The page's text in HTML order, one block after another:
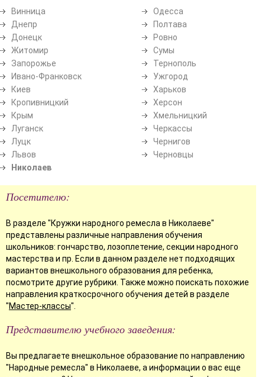
Винница
Днепр
Донецк
Житомир
Запорожье
Ивано-Франковск
Киев
Кропивницкий
Крым
Луганск
Луцк
Львов
Николаев
Одесса
Полтава
Ровно
Сумы
Тернополь
Ужгород
Харьков
Херсон
Хмельницкий
Черкассы
Чернигов
Черновцы
Посетителю:
В разделе "Кружки народного ремесла в Николаеве"
представлены различные направления обучения
школьников: гончарство, лозоплетение, секции народного
мастерства и пр. Если в данном разделе нет подходящих
вариантов внешкольного образования для ребенка,
посмотрите другие рубрики. Также можно поискать похожие
направления краткосрочного обучения детей в разделе
"Мастер-классы".
Представителю учебного заведения:
Вы предлагаете внешкольное образование по направлению
"Народные ремесла" в Николаеве, а информации о вас еще